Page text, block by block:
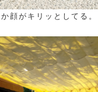
顔がキリッとしてる。